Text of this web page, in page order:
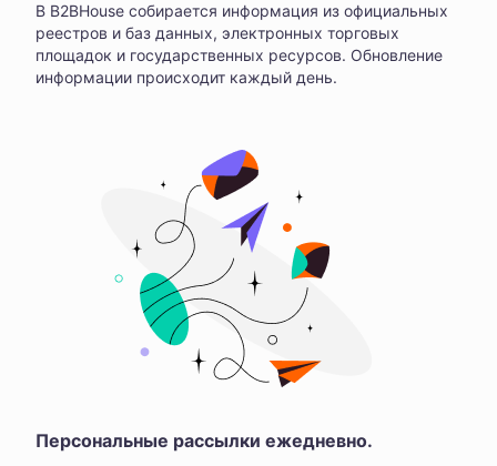
В B2BHouse собирается информация из официальных
реестров и баз данных, электронных торговых
площадок и государственных ресурсов. Обновление
информации происходит каждый день.
Персональные рассылки ежедневно.